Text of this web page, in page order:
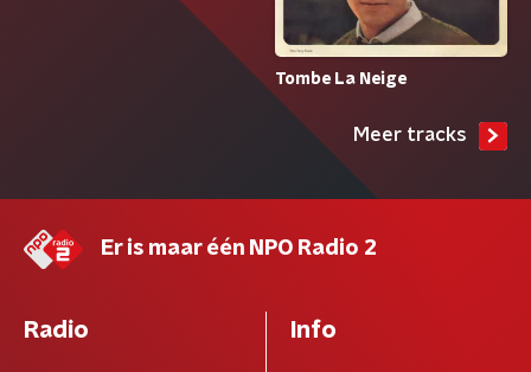
Tombe La Neige
Meer tracks
Er is maar één NPO Radio 2
Radio Info